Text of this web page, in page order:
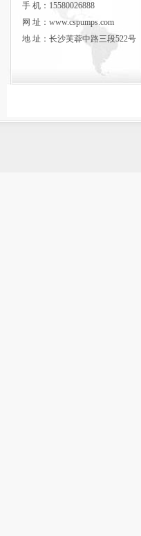
手 机：15580026888
网 址：www.cspumps.com
地 址：长沙芙蓉中路三段522号